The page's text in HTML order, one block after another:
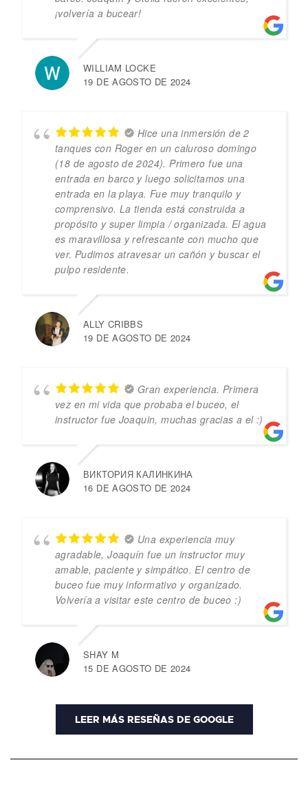
¡volvería a bucear!
WILLIAM LOCKE
19 DE AGOSTO DE 2024
Hice una inmersión de 2
tanques con Roger en un caluroso domingo
(18 de agosto de 2024). Primero fue una
entrada en barco y luego solicitamos una
entrada en la playa. Fue muy tranquilo y
comprensivo. La tienda está construida a
propósito y super limpia / organizada. El agua
es maravillosa y refrescante con mucho que
ver. Pudimos atravesar un cañón y buscar el
pulpo residente.
ALLY CRIBBS
19 DE AGOSTO DE 2024
Gran experiencia. Primera
vez en mi vida que probaba el buceo, el
instructor fue Joaquin, muchas gracias a el :)
ВИКТОРИЯ КАЛИНКИНА
16 DE AGOSTO DE 2024
Una experiencia muy
agradable, Joaquín fue un instructor muy
amable, paciente y simpático. El centro de
buceo fue muy informativo y organizado.
Volvería a visitar este centro de buceo :)
SHAY M
15 DE AGOSTO DE 2024
LEER MÁS RESEÑAS DE GOOGLE